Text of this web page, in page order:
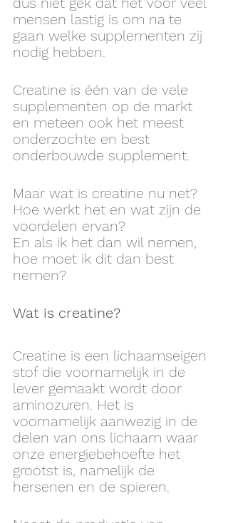
mensen lastig is om na te
gaan welke supplementen zij
nodig hebben.
Creatine is één van de vele
supplementen op de markt
en meteen ook het meest
onderzochte en best
onderbouwde supplement.
Maar wat is creatine nu net?
Hoe werkt het en wat zijn de
voordelen ervan?
En als ik het dan wil nemen,
hoe moet ik dit dan best
nemen?
Wat is creatine?
Creatine is een lichaamseigen
stof die voornamelijk in de
lever gemaakt wordt door
aminozuren. Het is
voornamelijk aanwezig in de
delen van ons lichaam waar
onze energiebehoefte het
grootst is, namelijk de
hersenen en de spieren.